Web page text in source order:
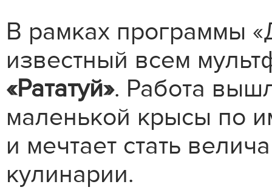
В рамках программы
известный всем
«Рататуй». Работа
маленькой крысы по
и мечтает стать
кулинарии.